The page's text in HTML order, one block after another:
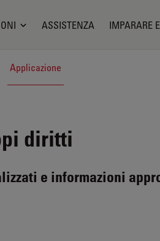
ASSISTENZA IMPARARE
Applicazione
diritti
e informazioni